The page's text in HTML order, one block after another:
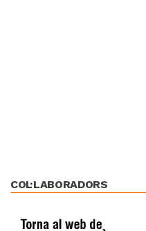
COL·LABORADORS